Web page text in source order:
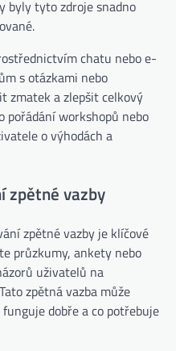
byly tyto zdroje snadno
chatu nebo e-
s otázkami nebo
zmatek a zlepšit celkový
pořádání workshopů nebo
o výhodách a
zpětné vazby
zpětné vazby je klíčové
průzkumy, ankety nebo
uživatelů na
zpětná vazba může
dobře a co potřebuje